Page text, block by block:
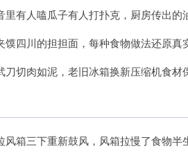
有人嗑瓜子有人打扑克，厨房传出的
四川的担担面，每种食物做法还原真
切肉如泥，老旧冰箱换新压缩机食材
箱三下重新鼓风，风箱拉慢了食物半